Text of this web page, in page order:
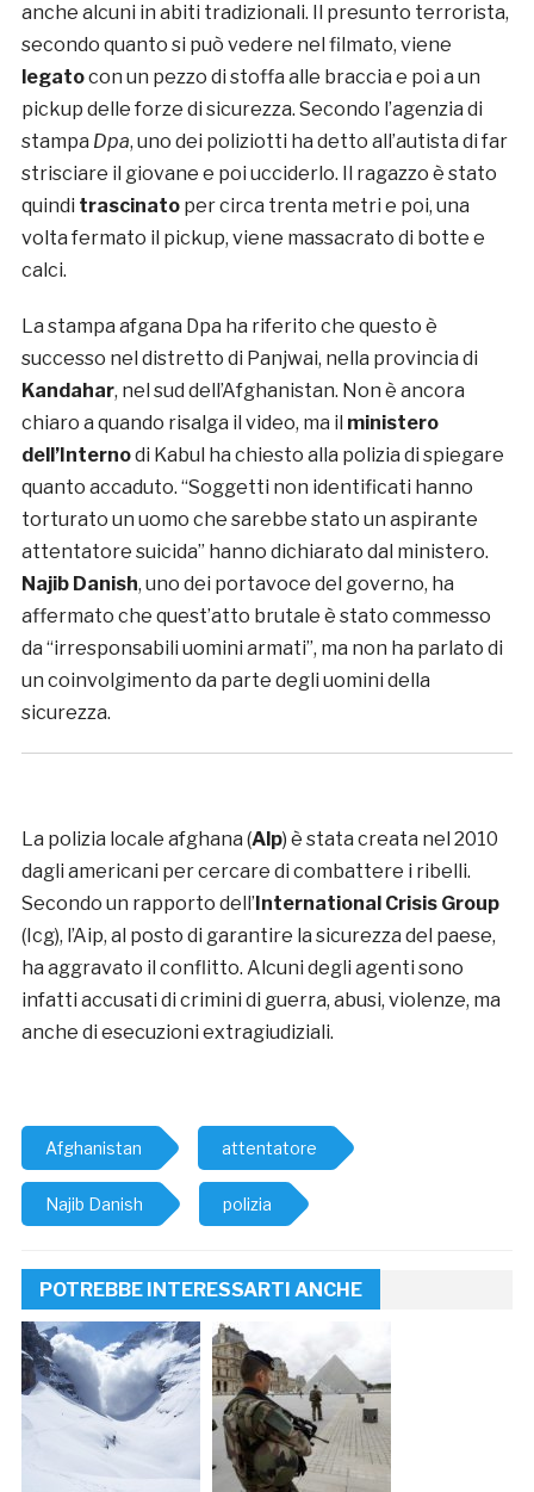
anche alcuni in abiti tradizionali. Il presunto terrorista,
secondo quanto si può vedere nel filmato, viene
legatocon un pezzo di stoffa alle braccia e poi a un
pickup delle forze di sicurezza. Secondo l’agenzia di
stampa Dpa, uno dei poliziotti ha detto all’autista di far
strisciare il giovane e poi ucciderlo. Il ragazzo è stato
quindi trascinatoper circa trenta metri e poi, una
volta fermato il pickup, viene massacrato di botte e
calci.
La stampa afgana Dpa ha riferito che questo è
successo nel distretto di Panjwai, nella provincia di
Kandahar, nel sud dell’Afghanistan. Non è ancora
chiaro a quando risalga il video, ma il ministero
dell’Internodi Kabul ha chiesto alla polizia di spiegare
quanto accaduto. “Soggetti non identificati hanno
torturato un uomo che sarebbe stato un aspirante
attentatore suicida” hanno dichiarato dal ministero.
Najib Danish, uno dei portavoce del governo, ha
affermato che quest’atto brutale è stato commesso
da “irresponsabili uomini armati”, ma non ha parlato di
un coinvolgimento da parte degli uomini della
sicurezza.
La polizia locale afghana (Alp) è stata creata nel 2010
dagli americani per cercare di combattere i ribelli.
Secondo un rapporto dell’ International Crisis Group
(Icg), l’Aip, al posto di garantire la sicurezza del paese,
ha aggravato il conflitto. Alcuni degli agenti sono
infatti accusati di crimini di guerra, abusi, violenze, ma
anche di esecuzioni extragiudiziali.
Afghanistan attentatore
Najib Danish polizia
POTREBBE INTERESSARTI ANCHE